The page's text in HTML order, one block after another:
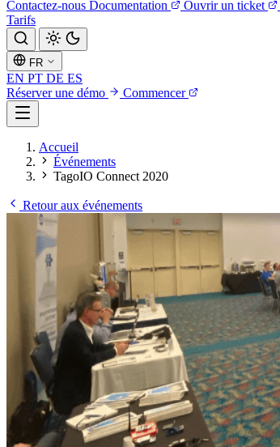
Contactez-nous Documentation Ouvrir un ticket
Tarifs
FR
EN PT DE ES
Réserver une démo
Commencer
Accueil
Événements
TagoIO Connect 2020
Retour aux événements